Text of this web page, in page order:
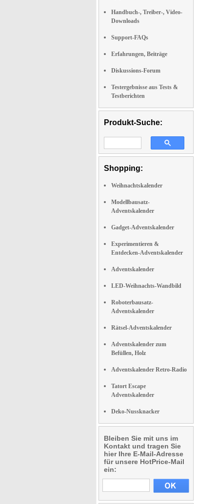
Handbuch-, Treiber-, Video-
Downloads
Support-FAQs
Erfahrungen, Beiträge
Diskussions-Forum
Testergebnisse aus Tests &
Testberichten
Produkt-Suche:
Shopping:
Weihnachtskalender
Modellbausatz-
Adventskalender
Gadget-Adventskalender
Experimentieren &
Entdecken-Adventskalender
Adventskalender
LED-Weihnachts-Wandbild
Roboterbausatz-
Adventskalender
Rätsel-Adventskalender
Adventskalender zum
Befüllen, Holz
Adventskalender Retro-Radio
Tatort Escape
Adventskalender
Deko-Nussknacker
Bleiben Sie mit uns im
Kontakt und tragen Sie
hier Ihre E-Mail-Adresse
für unsere HotPrice-Mail
ein: